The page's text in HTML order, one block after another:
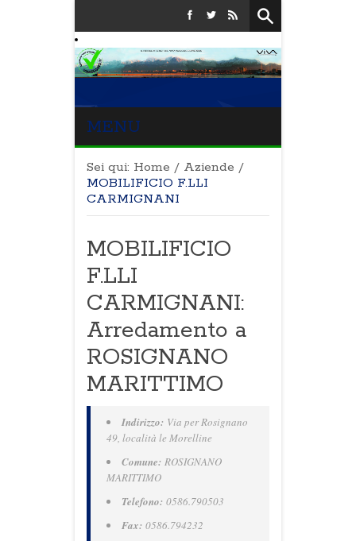
MENU
Sei qui: Home / Aziende /
MOBILIFICIO F.LLI
CARMIGNANI
MOBILIFICIO
F.LLI
CARMIGNANI:
Arredamento a
ROSIGNANO
MARITTIMO
Indirizzo: Via per Rosignano
49, località le Morelline
Comune: ROSIGNANO
MARITTIMO
Telefono: 0586.790503
Fax: 0586.794232